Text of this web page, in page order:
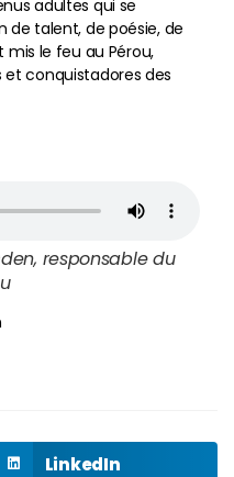
adultes qui se
de talent, de poésie, de
le feu au Pérou,
conquistadores des
responsable du
LinkedIn